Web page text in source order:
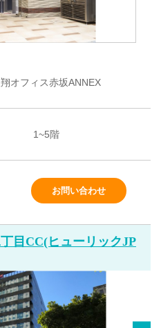
オフィス赤坂ANNEX
1~5階
お問い合わせ
目CC(ヒューリックJP